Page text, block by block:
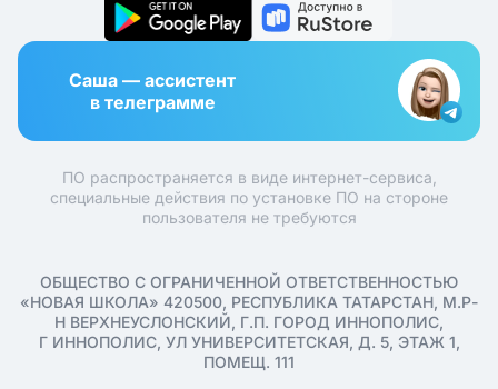
Саша — ассистент
в телеграмме
ПО распространяется в виде интернет-сервиса,
специальные действия по установке ПО на стороне
пользователя не требуются
ОБЩЕСТВО С ОГРАНИЧЕННОЙ ОТВЕТСТВЕННОСТЬЮ
«НОВАЯ ШКОЛА» 420500, РЕСПУБЛИКА ТАТАРСТАН, М.Р-
Н ВЕРХНЕУСЛОНСКИЙ, Г.П. ГОРОД ИННОПОЛИС,
Г ИННОПОЛИС, УЛ УНИВЕРСИТЕТСКАЯ, Д. 5, ЭТАЖ 1,
ПОМЕЩ. 111